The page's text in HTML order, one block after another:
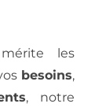
les
besoins,
, notre